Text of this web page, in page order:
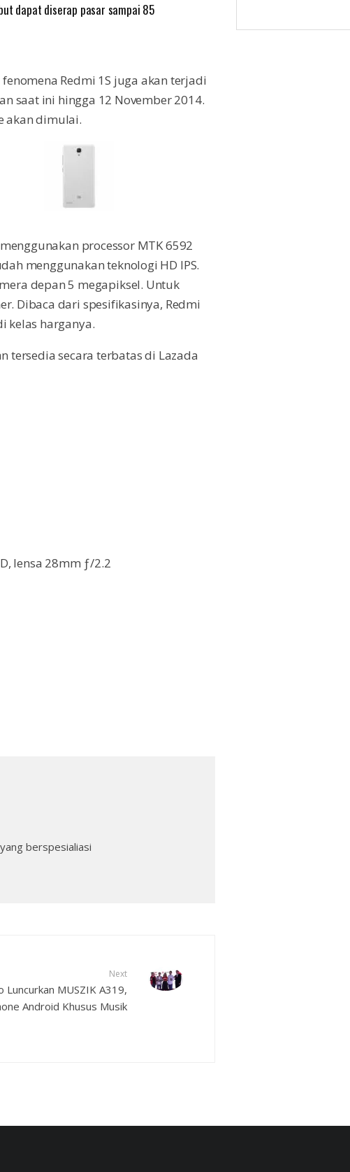
dapat diserap pasar sampai 85
Redmi 1S juga akan terjadi
saat ini hingga 12 November 2014.
akan dimulai.
processor MTK 6592
menggunakan teknologi HD IPS.
depan 5 megapiksel. Untuk
Dibaca dari spesifikasinya, Redmi
kelas harganya.
tersedia secara terbatas di Lazada
lensa 28mm ƒ/2.2
berspesialiasi
Next
Luncurkan MUSZIK A319,
Android Khusus Musik